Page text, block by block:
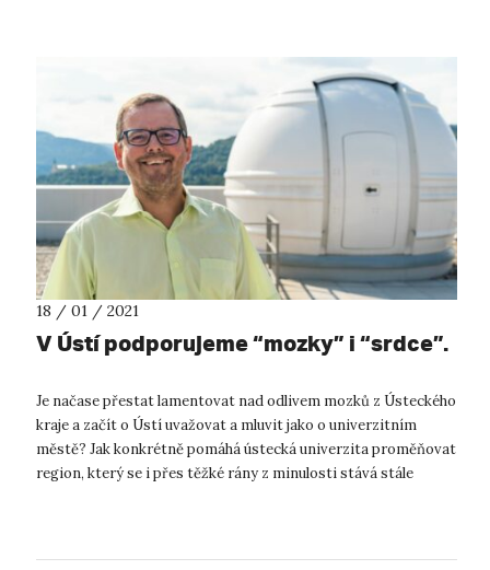
18 / 01 / 2021
V Ústí podporujeme “mozky” i “srdce”.
Je načase přestat lamentovat nad odlivem mozků z Ústeckého
kraje a začít o Ústí uvažovat a mluvit jako o univerzitním
městě? Jak konkrétně pomáhá ústecká univerzita proměňovat
region, který se i přes těžké rány z minulosti stává stále